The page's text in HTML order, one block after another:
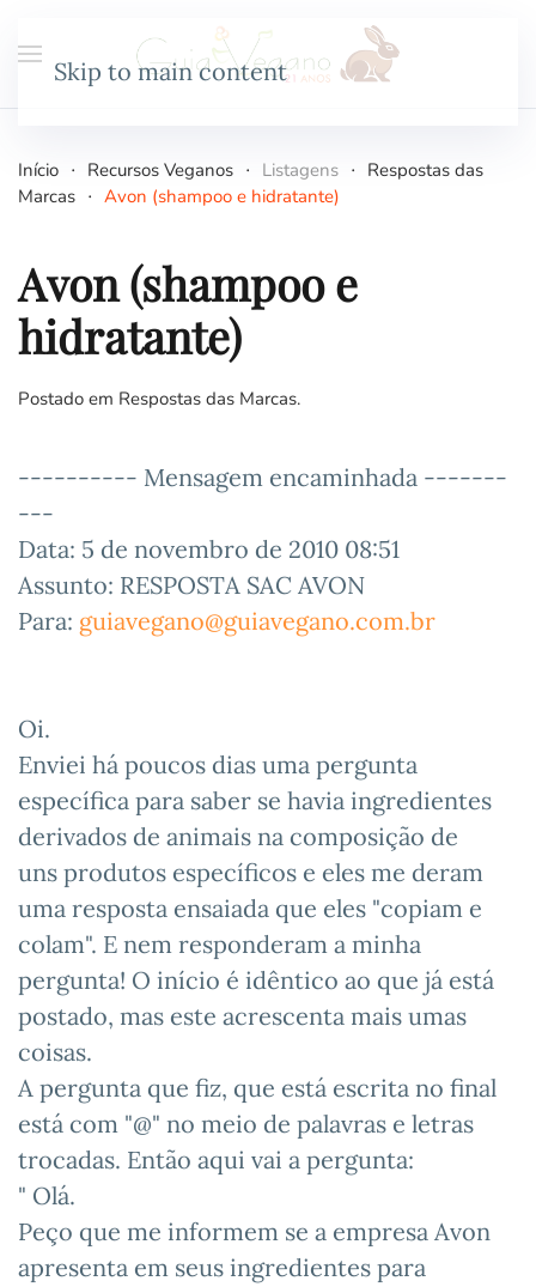
Skip to main content
Início Recursos Veganos Listagens
Respostas das
Marcas
Avon (shampoo e hidratante)
Avon (shampoo e
hidratante)
Postado em Respostas das Marcas.
---------- Mensagem encaminhada -------
---
Data: 5 de novembro de 2010 08:51
Assunto: RESPOSTA SAC AVON
Para: guiavegano@guiavegano.com.br
Oi.
Enviei há poucos dias uma pergunta
específica para saber se havia ingredientes
derivados de animais na composição de
uns produtos específicos e eles me deram
uma resposta ensaiada que eles "copiam e
colam". E nem responderam a minha
pergunta! O início é idêntico ao que já está
postado, mas este acrescenta mais umas
coisas.
A pergunta que fiz, que está escrita no final
está com "@" no meio de palavras e letras
trocadas. Então aqui vai a pergunta:
" Olá.
Peço que me informem se a empresa Avon
apresenta em seus ingredientes para